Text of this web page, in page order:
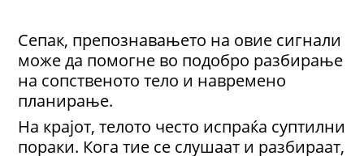
Сепак, препознавањето на овие сигнали
може да помогне во подобро разбирање
на сопственото тело и навремено
планирање.
На крајот, телото често испраќа суптилни
пораки. Кога тие се слушаат и разбираат,